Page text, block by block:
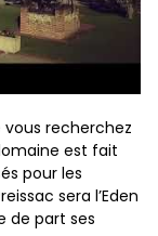
vous recherchez
est fait
pour les
sera l’Eden
de part ses